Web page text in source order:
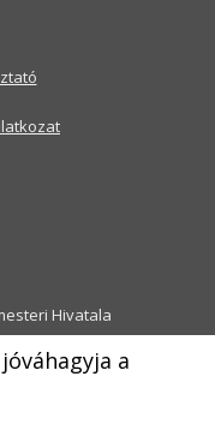
a
Hivatala
1.
31